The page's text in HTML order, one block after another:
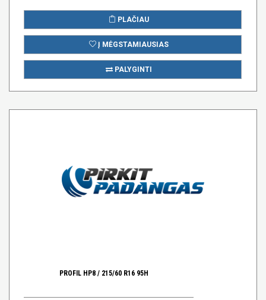
PLAČIAU
Į MĖGSTAMIAUSIAS
PALYGINTI
PROFIL HP8 / 215/60 R16 95H